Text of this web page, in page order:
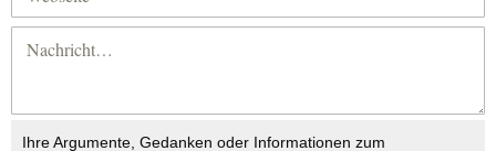
Ihre Argumente, Gedanken oder Informationen zum